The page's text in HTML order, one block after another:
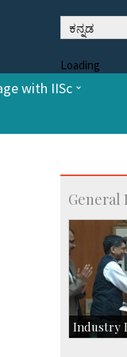
ಕನ್ನಡ
Loading
with IISc
General
Industry